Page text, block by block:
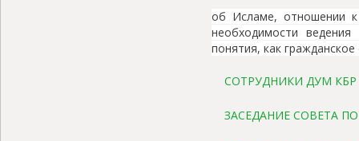
об Исламе, отношении к
необходимости
понятия, как
СОТРУДНИКИ ДУМ
ЗАСЕДАНИЕ СОВЕТА